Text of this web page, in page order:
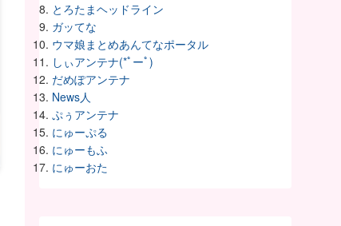
とろたまヘッドライン
ガッてな
ウマ娘まとめあんてなポータル
しぃアンテナ(*ﾟーﾟ)
だめぽアンテナ
News人
ぷぅアンテナ
にゅーぷる
にゅーもふ
にゅーおた